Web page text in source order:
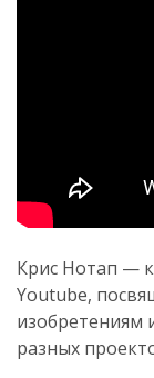
Крис Нотап —
Youtube,
изобретениям
разных